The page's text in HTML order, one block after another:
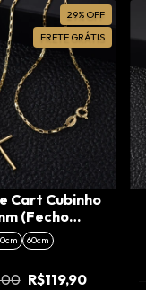
29% OFF
FRETE GRÁTIS
Cart Cubinho
(Fecho
+ Pingente
Agulha (P)
60cm
R$119,90